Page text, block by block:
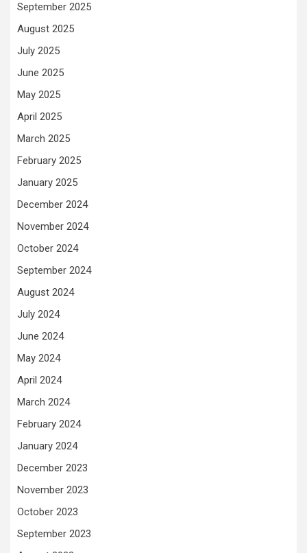
September 2025
August 2025
July 2025
June 2025
May 2025
April 2025
March 2025
February 2025
January 2025
December 2024
November 2024
October 2024
September 2024
August 2024
July 2024
June 2024
May 2024
April 2024
March 2024
February 2024
January 2024
December 2023
November 2023
October 2023
September 2023